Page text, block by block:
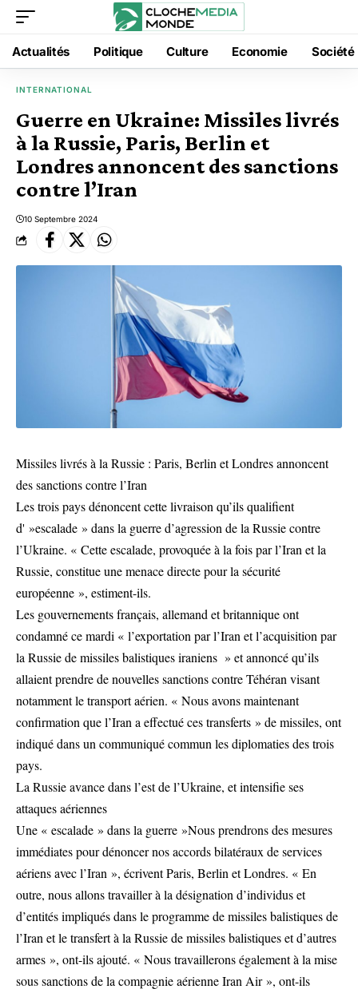
Actualités Politique Culture Economie Société
INTERNATIONAL
Guerre en Ukraine: Missiles livrés
à la Russie, Paris, Berlin et
Londres annoncent des sanctions
contre l’Iran
10 Septembre 2024
Missiles livrés à la Russie : Paris, Berlin et Londres annoncent
des sanctions contre l’Iran
Les trois pays dénoncent cette livraison qu’ils qualifient
d' »escalade » dans la guerre d’agression de la Russie contre
l’Ukraine. « Cette escalade, provoquée à la fois par l’Iran et la
Russie, constitue une menace directe pour la sécurité
européenne », estiment-ils.
Les gouvernements français, allemand et britannique ont
condamné ce mardi « l’exportation par l’Iran et l’acquisition par
la Russie de missiles balistiques iraniens » et annoncé qu’ils
allaient prendre de nouvelles sanctions contre Téhéran visant
notamment le transport aérien. « Nous avons maintenant
confirmation que l’Iran a effectué ces transferts » de missiles, ont
indiqué dans un communiqué commun les diplomaties des trois
pays.
La Russie avance dans l’est de l’Ukraine, et intensifie ses
attaques aériennes
Une « escalade » dans la guerre »Nous prendrons des mesures
immédiates pour dénoncer nos accords bilatéraux de services
aériens avec l’Iran », écrivent Paris, Berlin et Londres. « En
outre, nous allons travailler à la désignation d’individus et
d’entités impliqués dans le programme de missiles balistiques de
l’Iran et le transfert à la Russie de missiles balistiques et d’autres
armes », ont-ils ajouté. « Nous travaillerons également à la mise
sous sanctions de la compagnie aérienne Iran Air », ont-ils